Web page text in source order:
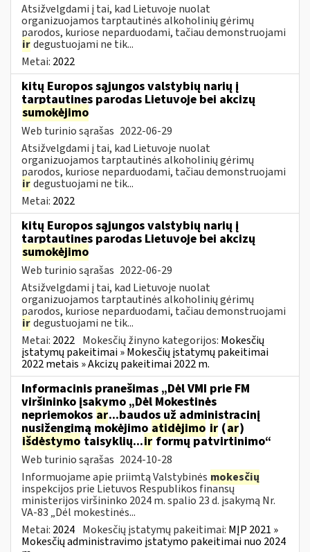
Atsižvelgdami į tai, kad Lietuvoje nuolat
organizuojamos tarptautinės alkoholinių gėrimų
parodos, kuriose neparduodami, tačiau demonstruojami
irdegustuojami ne tik...
Metai: 2022
kitų Europos sąjungos valstybių narių į
tarptautines parodas Lietuvoje bei akcizų
sumokėjimo
Web turinio sąrašas 2022-06-29
Atsižvelgdami į tai, kad Lietuvoje nuolat
organizuojamos tarptautinės alkoholinių gėrimų
parodos, kuriose neparduodami, tačiau demonstruojami
irdegustuojami ne tik...
Metai: 2022
kitų Europos sąjungos valstybių narių į
tarptautines parodas Lietuvoje bei akcizų
sumokėjimo
Web turinio sąrašas 2022-06-29
Atsižvelgdami į tai, kad Lietuvoje nuolat
organizuojamos tarptautinės alkoholinių gėrimų
parodos, kuriose neparduodami, tačiau demonstruojami
irdegustuojami ne tik...
Metai: 2022 Mokesčių žinyno kategorijos: Mokesčių
įstatymų pakeitimai » Mokesčių įstatymų pakeitimai
2022 metais » Akcizų pakeitimai 2022 m.
Informacinis pranešimas „Dėl VMI prie FM
viršininko įsakymo „Dėl Mokestinės
nepriemokos ar...baudos už administracinį
nusižengimą mokėjimo atidėjimo ir (ar)
išdėstymo taisyklių...irformų patvirtinimo“
Web turinio sąrašas 2024-10-28
Informuojame apie priimtą Valstybinės mokesčių
inspekcijos prie Lietuvos Respublikos finansų
ministerijos viršininko 2024 m. spalio 23 d. įsakymą Nr.
VA-83 „Dėl mokestinės...
Metai: 2024 Mokesčių įstatymų pakeitimai: MĮP 2021 »
Mokesčių administravimo įstatymo pakeitimai nuo 2024